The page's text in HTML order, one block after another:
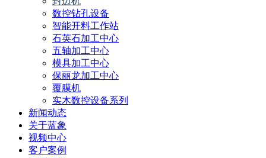
数控钻孔设备
智能开料工作站
石英石加工中心
五轴加工中心
模具加工中心
保丽龙加工中心
覆膜机
实木数控设备系列
新闻动态
关于蓝象
视频中心
客户案例